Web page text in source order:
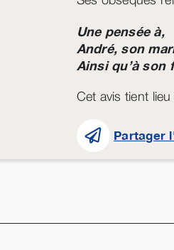
Une pensée à,
André, son
Ainsi qu’à son
Cet avis tient
Partager